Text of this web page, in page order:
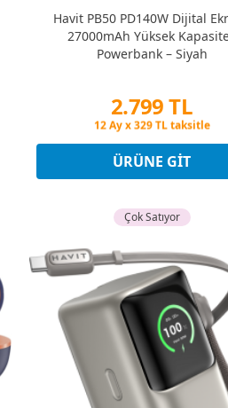
Havit PB50 PD140W Dijital
27000mAh Yüksek
Powerbank – Siyah
2.799 TL
Peşin Fiyatına 3 Taksit
Peşin Fiyatına 3 Taksit
ÜRÜNE GIT
Çok Satıyor